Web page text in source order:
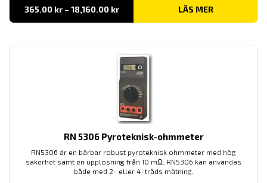
365.00 kr – 18,160.00 krPrisintervall:
till
LÄS MER
RN 5306 Pyroteknisk-ohmmeter
RN5306 är en bärbar robust pyroteknisk ohmmeter med hög
säkerhet samt en upplösning från 10 mΩ. RN5306 kan användas
både med 2- eller 4-tråds mätning.